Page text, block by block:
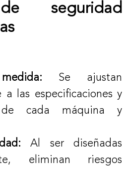
seguridad
Se ajustan
a las especificaciones y
de cada máquina y
Al ser diseñadas
eliminan riesgos